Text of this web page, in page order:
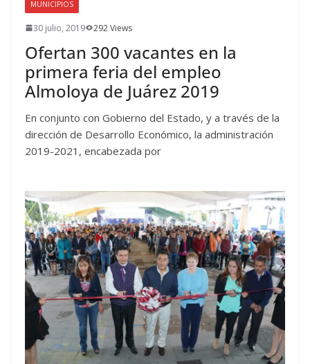
MUNICIPIOS
30 julio, 2019 292 Views
Ofertan 300 vacantes en la
primera feria del empleo
Almoloya de Juárez 2019
En conjunto con Gobierno del Estado, y a través de la
dirección de Desarrollo Económico, la administración
2019-2021, encabezada por